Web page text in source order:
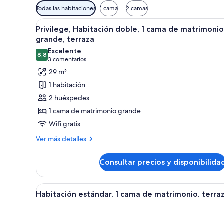
Filtros
disponibles
para
las
habitaciones
Todas las habitaciones 1 cama 2 camas
Abrir
todas
las
fotos
de
Privilege,
Habitación
doble,
1
cama
de
terraza
Una habitación de hotel con
1
Privilege, Habitación doble, 1 cama de matrimonio
grande, terraza
8,88,8 de 10
Excelente
3 comentarios
(3 comentarios)
29 m²
1 habitación
2 huéspedes
1 cama de matrimonio grande
Wifi gratis
Ver más detalles
Más
Habitación
doble,
1
Consultar precios y
Abrir
Un espacio al aire libre con
8
Habitación estándar, 1 cama de matrimonio,